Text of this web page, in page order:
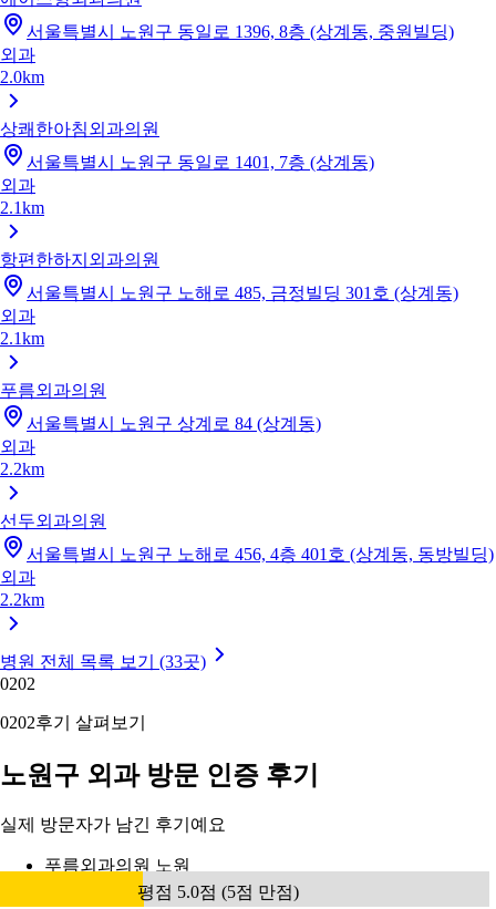
서울특별시 노원구 동일로 1396, 8층 (상계동, 중원빌딩)
외과
2.0km
상쾌한아침외과의원
서울특별시 노원구 동일로 1401, 7층 (상계동)
외과
2.1km
항편한하지외과의원
서울특별시 노원구 노해로 485, 금정빌딩 301호 (상계동)
외과
2.1km
푸름외과의원
서울특별시 노원구 상계로 84 (상계동)
외과
2.2km
선두외과의원
서울특별시 노원구 노해로 456, 4층 401호 (상계동, 동방빌딩)
외과
2.2km
병원 전체 목록 보기 (33곳)
0202
0202후기 살펴보기
노원구 외과 방문 인증 후기
실제 방문자가 남긴 후기예요
푸름외과의원 노원
평점 5.0점 (5점 만점)